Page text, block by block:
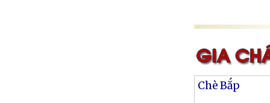
Chè Bắp